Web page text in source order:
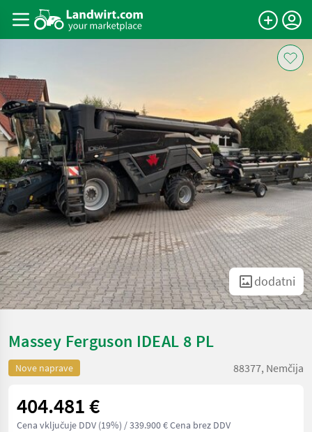
dodatni
Massey Ferguson IDEAL 8 PL
Nove naprave 88377, Nemčija
404.481 €
Cena vključuje DDV (19%) / 339.900 € Cena brez DDV